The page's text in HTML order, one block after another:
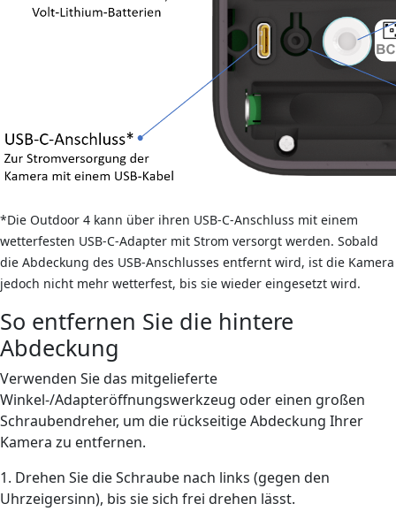
*Die Outdoor 4 kann über ihren USB-C-Anschluss mit einem
wetterfesten USB-C-Adapter mit Strom versorgt werden. Sobald
die Abdeckung des USB-Anschlusses entfernt wird, ist die Kamera
jedoch nicht mehr wetterfest, bis sie wieder eingesetzt wird.
So entfernen Sie die hintere
Abdeckung
Verwenden Sie das mitgelieferte
Winkel-/Adapteröffnungswerkzeug oder einen großen
Schraubendreher, um die rückseitige Abdeckung Ihrer
Kamera zu entfernen.
1. Drehen Sie die Schraube nach links (gegen den
Uhrzeigersinn), bis sie sich frei drehen lässt.